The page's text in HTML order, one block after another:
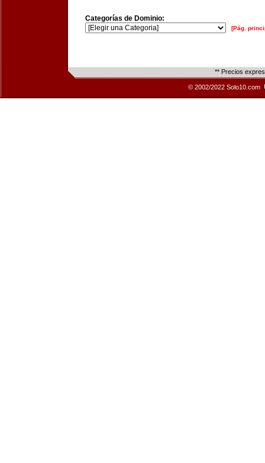
Categorías de Dominio:
[Pág.
** Precios
© 2002/2022 Solo10.com